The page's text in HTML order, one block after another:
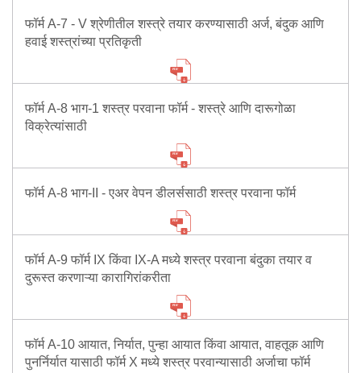
फॉर्म A-7 - V श्रेणीतील शस्त्रे तयार करण्यासाठी अर्ज, बंदुक आणि
हवाई शस्त्रांच्या प्रतिकृती
फॉर्म A-8 भाग-1 शस्त्र परवाना फॉर्म - शस्त्रे आणि दारूगोळा
विक्रेत्यांसाठी
फॉर्म A-8 भाग-II - एअर वेपन डीलर्ससाठी शस्त्र परवाना फॉर्म
फॉर्म A-9 फॉर्म IX किंवा IX-A मध्ये शस्त्र परवाना बंदुका तयार व
दुरूस्त करणाऱ्या कारागिरांकरीता
फॉर्म A-10 आयात, निर्यात, पुन्हा आयात किंवा आयात, वाहतूक आणि
पुनर्निर्यात यासाठी फॉर्म X मध्ये शस्त्र परवान्यासाठी अर्जाचा फॉर्म